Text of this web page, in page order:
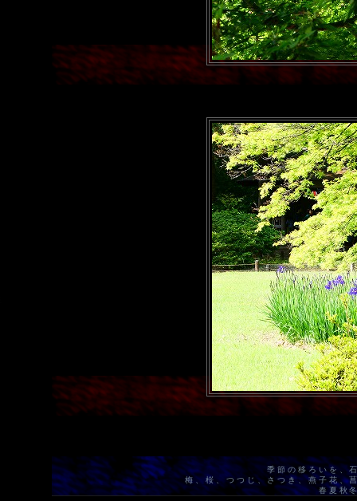
季節の移ろいを、
梅、桜、つつじ、さつき、燕子花、
春夏秋